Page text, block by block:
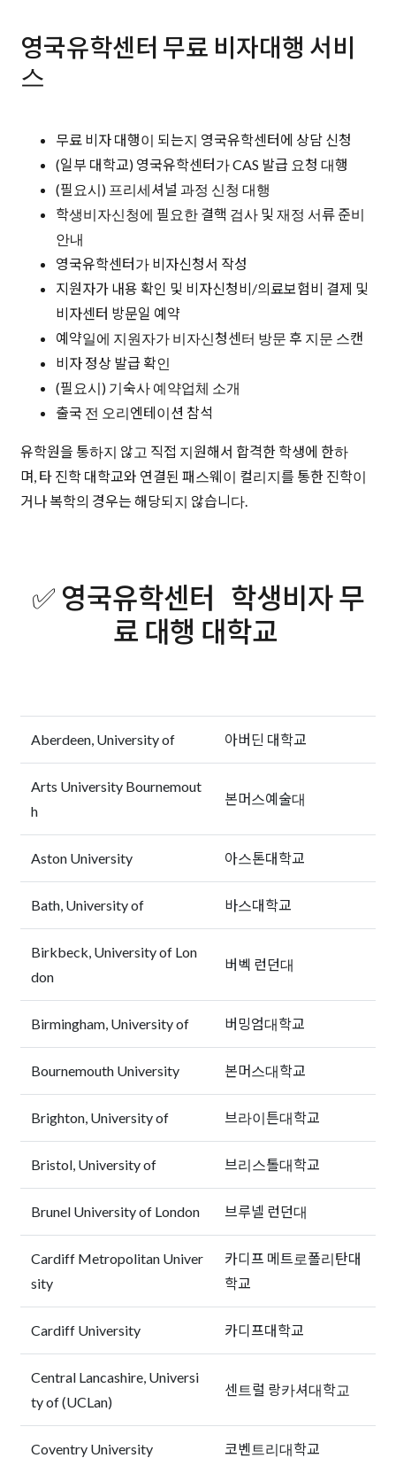
영국유학센터 무료 비자대행 서비
스
무료 비자 대행이 되는지 영국유학센터에 상담 신청
(일부 대학교) 영국유학센터가 CAS 발급 요청 대행
(필요시) 프리세셔널 과정 신청 대행
학생비자신청에 필요한 결핵 검사 및 재정 서류 준비
안내
영국유학센터가 비자신청서 작성
지원자가 내용 확인 및 비자신청비/의료보험비 결제 및
비자센터 방문일 예약
예약일에 지원자가 비자신청센터 방문 후 지문 스캔
비자 정상 발급 확인
(필요시) 기숙사 예약업체 소개
출국 전 오리엔테이션 참석
유학원을 통하지 않고 직접 지원해서 합격한 학생에 한하
며, 타 진학 대학교와 연결된 패스웨이 컬리지를 통한 진학이
거나 복학의 경우는 해당되지 않습니다.
✅ 영국유학센터 학생비자 무
료 대행 대학교
Aberdeen, University of 아버딘 대학교
Arts University Bournemout
h
본머스예술대
Aston University 아스톤대학교
Bath, University of 바스대학교
Birkbeck, University of Lon
don
버벡 런던대
Birmingham, University of 버밍엄대학교
Bournemouth University 본머스대학교
Brighton, University of 브라이튼대학교
Bristol, University of 브리스톨대학교
Brunel University of London 브루넬 런던대
Cardiff Metropolitan Univer
sity
카디프 메트로폴리탄대
학교
Cardiff University 카디프대학교
Central Lancashire, Universi
ty of (UCLan)
센트럴 랑카셔대학교
Coventry University 코벤트리대학교